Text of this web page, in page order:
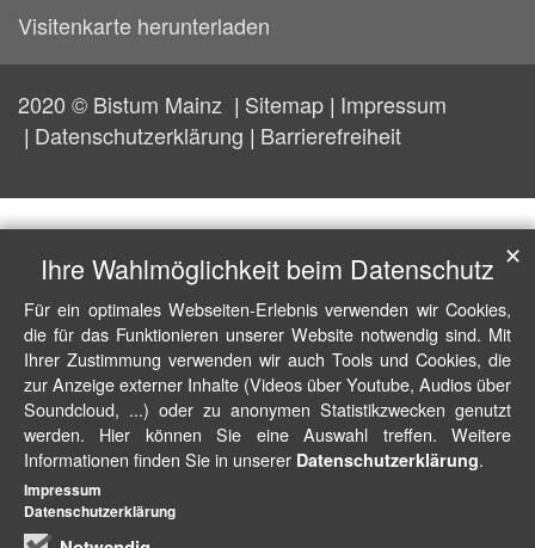
Visitenkarte herunterladen
2020 © Bistum Mainz Sitemap Impressum
Datenschutzerklärung
Barrierefreiheit
Ihre Wahlmöglichkeit beim Datenschutz
Für ein optimales Webseiten-Erlebnis verwenden wir Cookies,
die für das Funktionieren unserer Website notwendig sind. Mit
Ihrer Zustimmung verwenden wir auch Tools und Cookies, die
zur Anzeige externer Inhalte (Videos über Youtube, Audios über
Soundcloud, ...) oder zu anonymen Statistikzwecken genutzt
werden. Hier können Sie eine Auswahl treffen. Weitere
Informationen finden Sie in unserer Datenschutzerklärung.
✕
Impressum
Datenschutzerklärung